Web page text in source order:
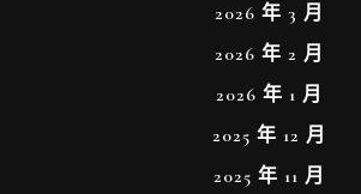
2026 年 3 月
2026 年 2 月
2026 年 1 月
2025 年 12 月
2025 年 11 月